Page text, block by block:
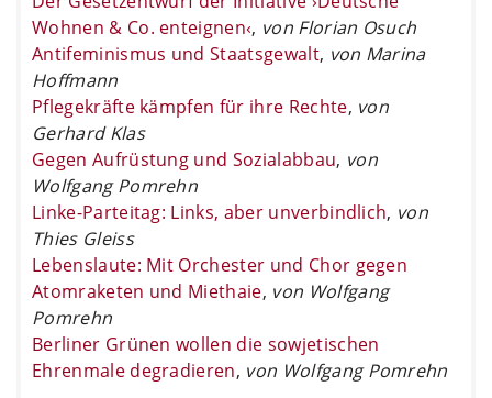
Wohnen & Co. enteignen‹, von Florian Osuch
Antifeminismus und Staatsgewalt, von Marina
Hoffmann
Pflegekräfte kämpfen für ihre Rechte, von
Gerhard Klas
Gegen Aufrüstung und Sozialabbau, von
Wolfgang Pomrehn
Linke-Parteitag: Links, aber unverbindlich, von
Thies Gleiss
Lebenslaute: Mit Orchester und Chor gegen
Atomraketen und Miethaie, von Wolfgang
Pomrehn
Berliner Grünen wollen die sowjetischen
Ehrenmale degradieren, von Wolfgang Pomrehn